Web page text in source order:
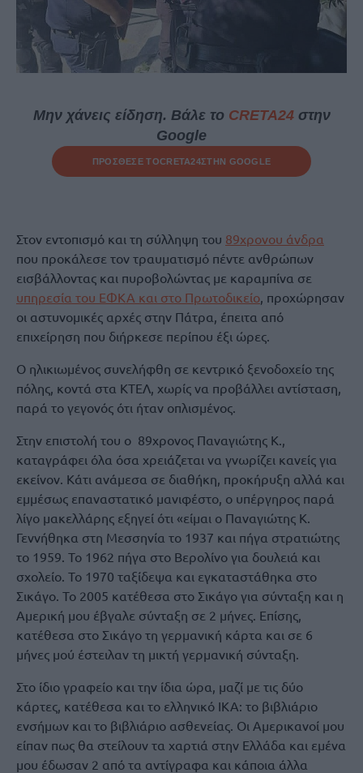
Μην χάνεις είδηση. Βάλε το CRETA24στην
Google
ΠΡΟΣΘΕΣΕ ΤΟCRETA24ΣΤΗΝ GOOGLE
Στον εντοπισμό και τη σύλληψη του 89χρονου άνδρα
που προκάλεσε τον τραυματισμό πέντε ανθρώπων
εισβάλλοντας και πυροβολώντας με καραμπίνα σε
υπηρεσία του ΕΦΚΑ και στο Πρωτοδικείο , προχώρησαν
οι αστυνομικές αρχές στην Πάτρα, έπειτα από
επιχείρηση που διήρκεσε περίπου έξι ώρες.
Ο ηλικιωμένος συνελήφθη σε κεντρικό ξενοδοχείο της
πόλης, κοντά στα ΚΤΕΛ, χωρίς να προβάλλει αντίσταση,
παρά το γεγονός ότι ήταν οπλισμένος.
Στην επιστολή του ο 89χρονος Παναγιώτης Κ.,
καταγράφει όλα όσα χρειάζεται να γνωρίζει κανείς για
εκείνον. Κάτι ανάμεσα σε διαθήκη, προκήρυξη αλλά και
εμμέσως επαναστατικό μανιφέστο, ο υπέργηρος παρά
λίγο μακελλάρης εξηγεί ότι «είμαι ο Παναγιώτης Κ.
Γεννήθηκα στη Μεσσηνία το 1937 και πήγα στρατιώτης
το 1959. Το 1962 πήγα στο Βερολίνο για δουλειά και
σχολείο. Το 1970 ταξίδεψα και εγκαταστάθηκα στο
Σικάγο. Το 2005 κατέθεσα στο Σικάγο για σύνταξη και η
Αμερική μου έβγαλε σύνταξη σε 2 μήνες. Επίσης,
κατέθεσα στο Σικάγο τη γερμανική κάρτα και σε 6
μήνες μού έστειλαν τη μικτή γερμανική σύνταξη.
Στο ίδιο γραφείο και την ίδια ώρα, μαζί με τις δύο
κάρτες, κατέθεσα και το ελληνικό ΙΚΑ: το βιβλιάριο
ενσήμων και το βιβλιάριο ασθενείας. Οι Αμερικανοί μου
είπαν πως θα στείλουν τα χαρτιά στην Ελλάδα και εμένα
μου έδωσαν 2 από τα αντίγραφα και κάποια άλλα